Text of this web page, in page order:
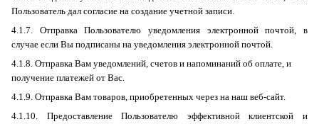
Пользователь дал согласие на создание учетной записи.
4.1.7. Отправка Пользователю уведомления электронной почтой, в
случае если Вы подписаны на уведомления электронной почтой.
4.1.8. Отправка Вам уведомлений, счетов и напоминаний об оплате, и
получение платежей от Вас.
4.1.9. Отправка Вам товаров, приобретенных через на наш веб-сайт.
4.1.10. Предоставление Пользователю эффективной клиентской и